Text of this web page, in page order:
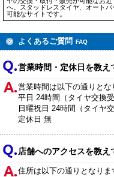
へ。スタッドレスタイヤ、オート
可能なサイトです。
よくあるご質問 FAQ
営業時間・定休日を教え
営業時間は以下の通りとな
平日 24時間（タイヤ交換
日曜祝日 24時間（タイヤ
定休日 無
店舗へのアクセスを教え
住所は以下の通りとなりま